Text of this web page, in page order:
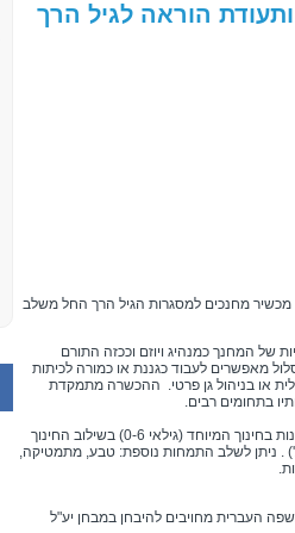
הוראה לגיל הרך
מחנכים למסגרות הגיל הרך החל משלב
של המחנך כמנהיג ויוזם וככזה התורם
מאפשרים לעבוד כגננת או כמורה לכיתות
או בניהול גן פרטי. ההכשרה מתמקדת
בתחומים רבים.
גננות בחינוך המיוחד (גילאי 0-6) בשילוב החינוך
. ניתן לשלב התמחות נוספת: טבע, מתמטיקה,
העברית מחויבים להיבחן במבחן יע"ל